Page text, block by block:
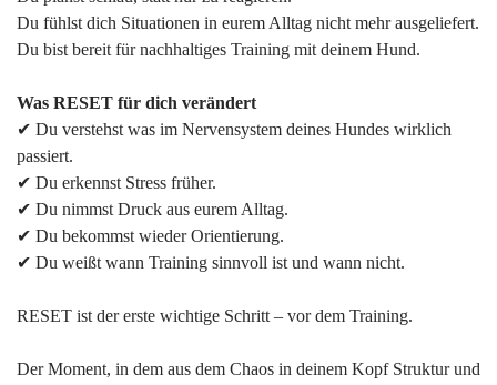
Du fühlst dich Situationen in eurem Alltag nicht mehr ausgeliefert.
Du bist bereit für nachhaltiges Training mit deinem Hund.
Was RESET für dich verändert
✔ Du verstehst was im Nervensystem deines Hundes wirklich
passiert.
✔ Du erkennst Stress früher.
✔ Du nimmst Druck aus eurem Alltag.
✔ Du bekommst wieder Orientierung.
✔ Du weißt wann Training sinnvoll ist und wann nicht.
RESET ist der erste wichtige Schritt – vor dem Training.
Der Moment, in dem aus dem Chaos in deinem Kopf Struktur und